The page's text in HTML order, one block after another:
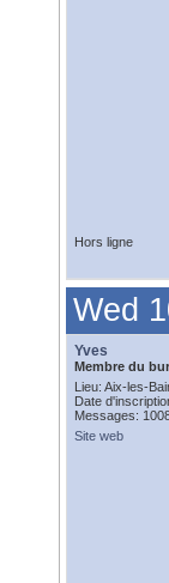
Hors ligne
Wed
Yves
Membre du
Lieu: Aix-les-
Date
Messages:
Site web